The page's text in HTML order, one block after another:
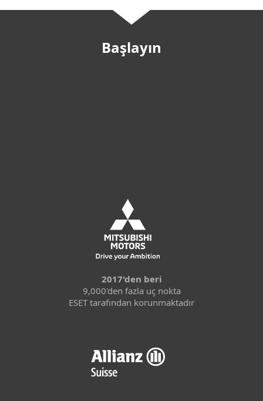
Başlayın
2017'den beri
9,000'den fazla uç nokta
ESET tarafından korunmaktadır